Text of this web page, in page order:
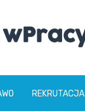
REKRUTACJA